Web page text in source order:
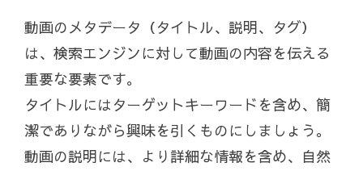
動画のメタデータ（タイトル、説明、タグ）
は、検索エンジンに対して動画の内容を伝える
重要な要素です。
タイトルにはターゲットキーワードを含め、簡
潔でありながら興味を引くものにしましょう。
動画の説明には、より詳細な情報を含め、自然